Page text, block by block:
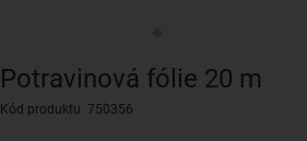
Potravinová fólie 20 m
Kód produktu 750356